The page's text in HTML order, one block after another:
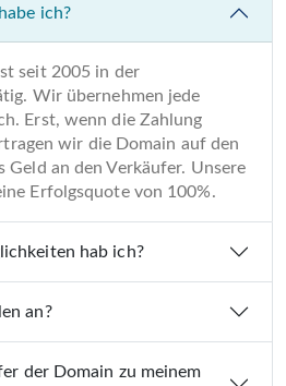
ich?
seit 2005 in der
Wir übernehmen jede
Erst, wenn die Zahlung
wir die Domain auf den
Geld an den Verkäufer. Unsere
Erfolgsquote von 100%.
hab ich?
an?
der Domain zu meinem